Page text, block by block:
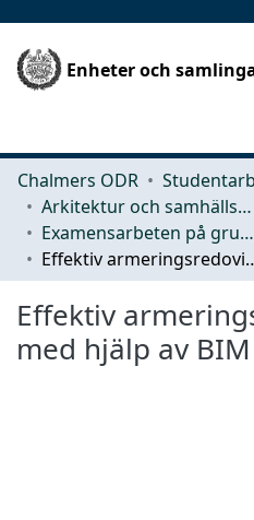
Enheter och
Chalmers ODR
Arkitektur och samhällsbyggnadsteknik (ACE)
Examensarbeten på grundnivå
Effektiv
Effektiv
med hjälp av BIM